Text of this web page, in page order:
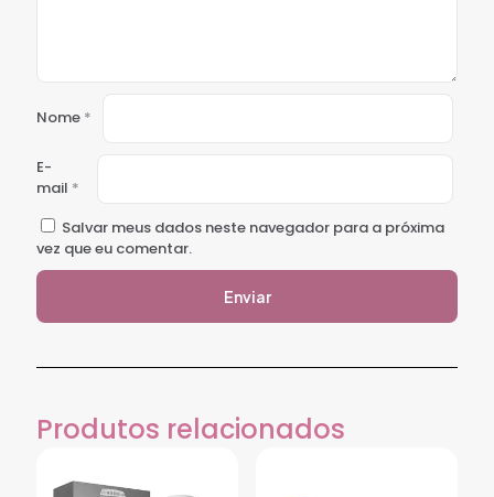
Nome *
E-
mail *
Salvar meus dados neste navegador para a próxima
vez que eu comentar.
Produtos relacionados